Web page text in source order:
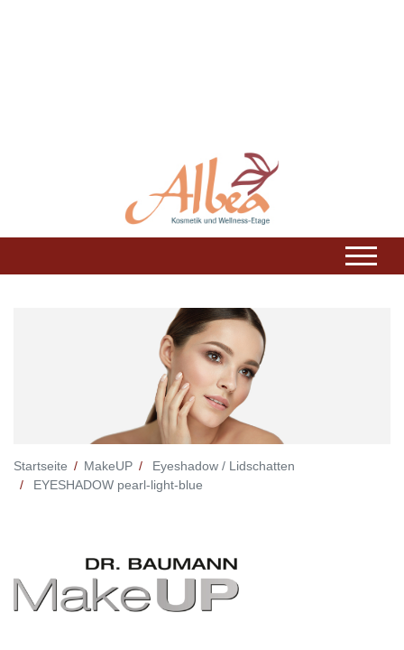
Startseite MakeUP
Eyeshadow / Lidschatten
EYESHADOW pearl-light-blue